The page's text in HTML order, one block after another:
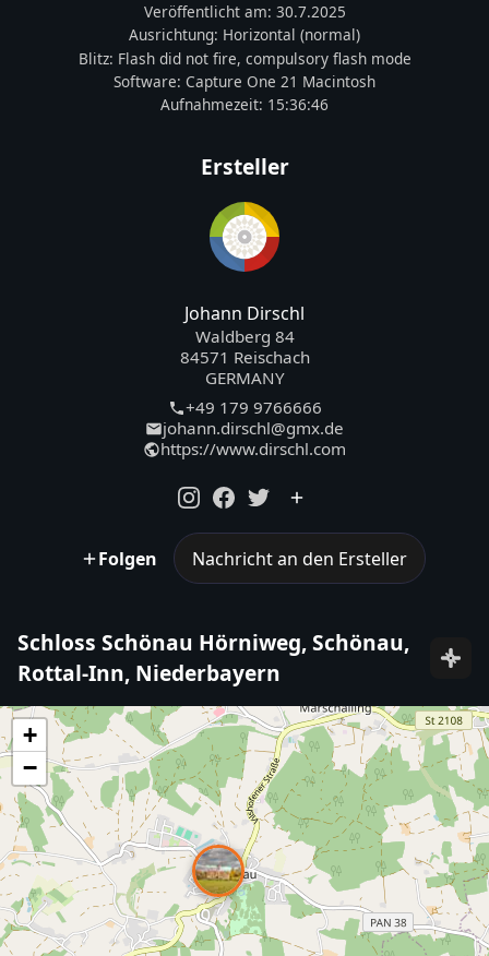
Veröffentlicht am: 30.7.2025
Ausrichtung: Horizontal (normal)
Blitz: Flash did not fire, compulsory flash mode
Software: Capture One 21 Macintosh
Aufnahmezeit: 15:36:46
Ersteller
Johann Dirschl
Waldberg 84
84571 Reischach
GERMANY
+49 179 9766666
johann.dirschl@gmx.de
https://www.dirschl.com
Folgen Nachricht an den Ersteller
Schloss Schönau Hörniweg, Schönau,
Rottal-Inn, Niederbayern
+
−